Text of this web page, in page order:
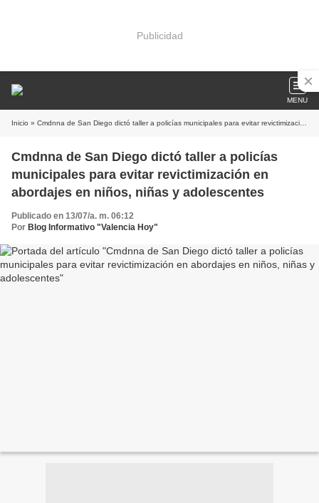
Publicidad
MENU
Inicio » Cmdnna de San Diego dictó taller a policías municipales para evitar revictimización en abordajes en niños, niñas y adolescentes
Cmdnna de San Diego dictó taller a policías
municipales para evitar revictimización en
abordajes en niños, niñas y adolescentes
Publicado en 13/07/a. m. 06:12
Por Blog Informativo "Valencia Hoy"